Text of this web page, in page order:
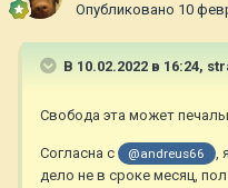
Опубликовано 10
В 10.02.2022 в 16:24,
Свобода эта может
Согласна с @andreus66
,
дело не в сроке месяц, пол